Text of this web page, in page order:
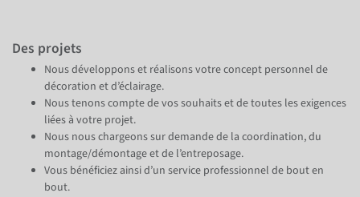
Des projets
Nous développons et réalisons votre concept personnel de
décoration et d’éclairage.
Nous tenons compte de vos souhaits et de toutes les exigences
liées à votre projet.
Nous nous chargeons sur demande de la coordination, du
montage/démontage et de l’entreposage.
Vous bénéficiez ainsi d’un service professionnel de bout en
bout.